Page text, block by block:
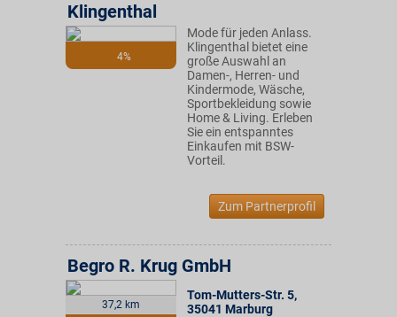
4%
Klingenthal
Mode für jeden Anlass.
Klingenthal bietet eine
große Auswahl an
Damen-, Herren- und
Kindermode, Wäsche,
Sportbekleidung sowie
Home & Living. Erleben
Sie ein entspanntes
Einkaufen mit BSW-
Vorteil.
Zum Partnerprofil
37,2 km
Begro R. Krug GmbH
Tom-Mutters-Str. 5,
35041 Marburg